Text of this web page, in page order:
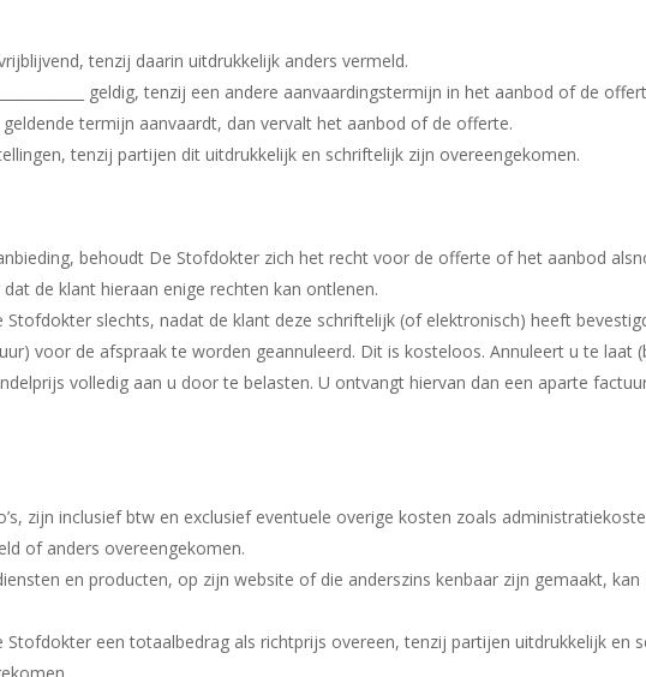
tenzij daarin uitdrukkelijk anders vermeld.
geldig, tenzij een andere aanvaardingstermijn in het aanbod of de
termijn aanvaardt, dan vervalt het aanbod of de offerte.
tenzij partijen dit uitdrukkelijk en schriftelijk zijn overeengekomen.
behoudt De Stofdokter zich het recht voor de offerte of het aanbod
de klant hieraan enige rechten kan ontlenen.
slechts, nadat de klant deze schriftelijk (of elektronisch) heeft
voor de afspraak te worden geannuleerd. Dit is kosteloos. Annuleert u te laat
volledig aan u door te belasten. U ontvangt hiervan dan een aparte
zijn inclusief btw en exclusief eventuele overige kosten zoals
of anders overeengekomen.
en producten, op zijn website of die anderszins kenbaar zijn gemaakt,
een totaalbedrag als richtprijs overeen, tenzij partijen uitdrukkelijk en